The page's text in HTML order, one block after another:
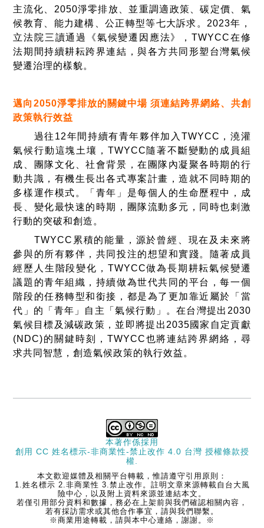
主流化、2050淨零排放、並重調適政策、碳定價、氣
候教育、能力建構、公正轉型等七大訴求。2023年，
立法院三讀通過《氣候變遷因應法》，TWYCC在修
法期間持續耕耘跨界連結，與各方共同形塑台灣氣候
變遷治理的樣貌。
邁向2050淨零排放的關鍵中場 須連結跨界網絡、共創
政策執行效益
過往12年間持續有青年夥伴加入TWYCC，澆灌
氣候行動這塊土壤，TWYCC隨著不斷變動的成員組
成、團隊文化、社會背景，在團隊內凝聚各時期的行
動共識，有機生長出各式專案計畫，造就不同時期的
多樣運作模式。「青年」是每個人的生命歷程中，成
長、變化最快速的時期，團隊流動多元，同時也刺激
行動的突破和創造。
TWYCC累積的能量，源於曾經、現在及未來將
參與的所有夥伴，共同投注的想望和實踐。隨著成員
經歷人生階段變化，TWYCC做為長期耕耘氣候變遷
議題的青年組織，持續做為世代共同的平台，每一個
階段的任務轉型和銜接，都是為了更加靠近屬於「當
代」的「青年」自主「氣候行動」。在台灣提出2030
氣候目標及減碳政策，並即將提出2035國家自定貢獻
(NDC)的關鍵時刻，TWYCC也將連結跨界網絡，尋
求共同智慧，創造氣候政策的執行效益。
本著作係採用
創用 CC 姓名標示-非商業性-禁止改作 4.0 台灣 授權條款授
權.
本文歡迎媒體及相關平台轉載，惟請遵守引用原則：
1.姓名標示 2.非商業性 3.禁止改作。註明文章來源轉載自台大風
險中心，以及附上資料來源並連結本文。
若僅引用部分資料和數據，務必在上架前與我們確認相關內容，
若有採訪需求或其他合作事宜，請與我們聯繫。
※商業用途轉載，請與本中心連絡，謝謝。※